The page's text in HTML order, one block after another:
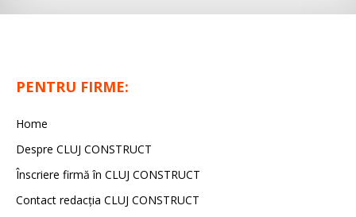
PENTRU FIRME:
Home
Despre CLUJ CONSTRUCT
Înscriere firmă în CLUJ CONSTRUCT
Contact redacția CLUJ CONSTRUCT